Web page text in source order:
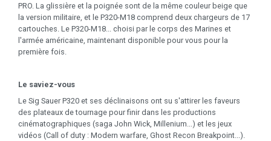
PRO. La glissière et la poignée sont de la même couleur beige que
la version militaire, et le P320-M18 comprend deux chargeurs de 17
cartouches. Le P320-M18... choisi par le corps des Marines et
l'armée américaine, maintenant disponible pour vous pour la
première fois.
Le saviez-vous
Le Sig Sauer P320 et ses déclinaisons ont su s'attirer les faveurs
des plateaux de tournage pour finir dans les productions
cinématographiques (saga John Wick, Millenium...) et les jeux
vidéos (Call of duty : Modern warfare, Ghost Recon Breakpoint...).